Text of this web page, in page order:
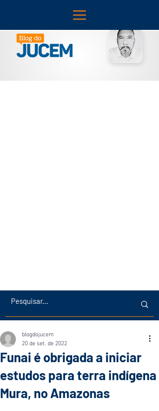
Funai é obrigada a iniciar
estudos para terra indígena
Mura, no Amazonas
blogdojucem
20 de set. de 2022